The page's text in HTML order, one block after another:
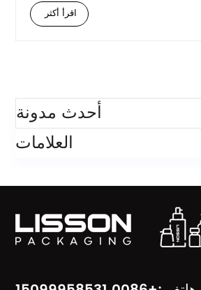
اقرأ أكثر
أحدث مدونة
العلامات